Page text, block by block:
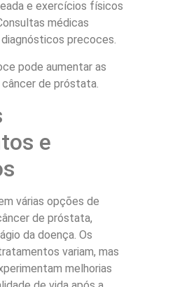
e exercícios físicos
médicas
precoces.
pode aumentar as
de próstata.
e
várias opções de
de próstata,
da doença. Os
variam, mas
melhorias